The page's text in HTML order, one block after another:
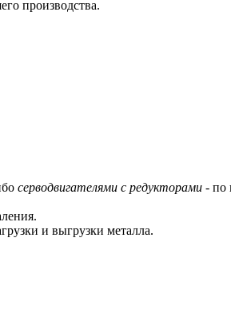
производства.
серводвигателями с редукторами - по
и выгрузки металла.